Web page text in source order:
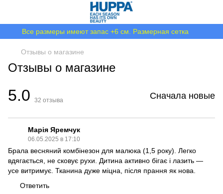
Все размеры имеют запас +6 см. Размерная сетка
Отзывы о магазине
Отзывы о магазине
5.0 32 отзыва Сначала новые
Марія Яремчук
06.05.2025 в 17:10
Брала весняний комбінезон для малюка (1,5 року). Легко
вдягається, не сковує рухи. Дитина активно бігає і лазить —
усе витримує. Тканина дуже міцна, після прання як нова.
Ответить